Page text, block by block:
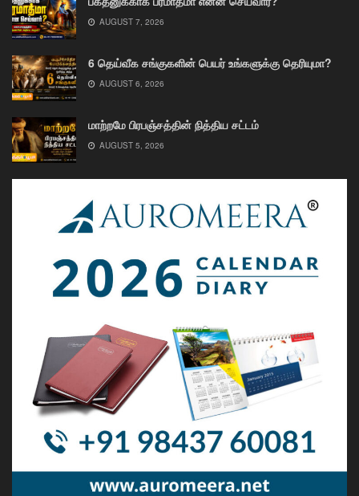
AUGUST 7, 2026
6 தெய்வீக சங்குகளின் பெயர் உங்களுக்கு தெரியுமா?
AUGUST 6, 2026
மாற்றமே பிரபஞ்சத்தின் நித்திய சட்டம்
AUGUST 5, 2026